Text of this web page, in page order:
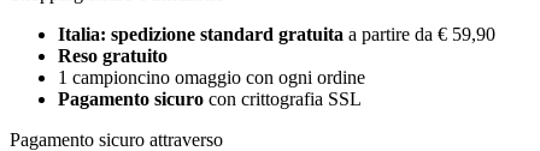
Italia: spedizione standard gratuita a partire da € 59,90
Reso gratuito
1 campioncino omaggio con ogni ordine
Pagamento sicuro con crittografia SSL
Pagamento sicuro attraverso